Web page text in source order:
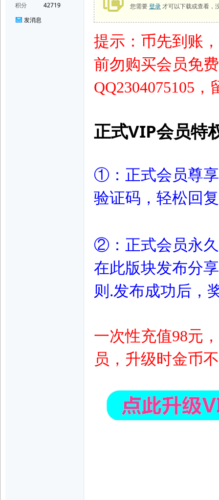
积分
42719
发消息
您需要登录才可以下载或查看，
提示：币先到账
前勿购买会员免
QQ2304075105
正式VIP会员特
①：正式会员尊
验证码，轻松回复
②：正式会员永
在此版块发布分
则.发布成功后，
一次性充值98元
员，升级时金币